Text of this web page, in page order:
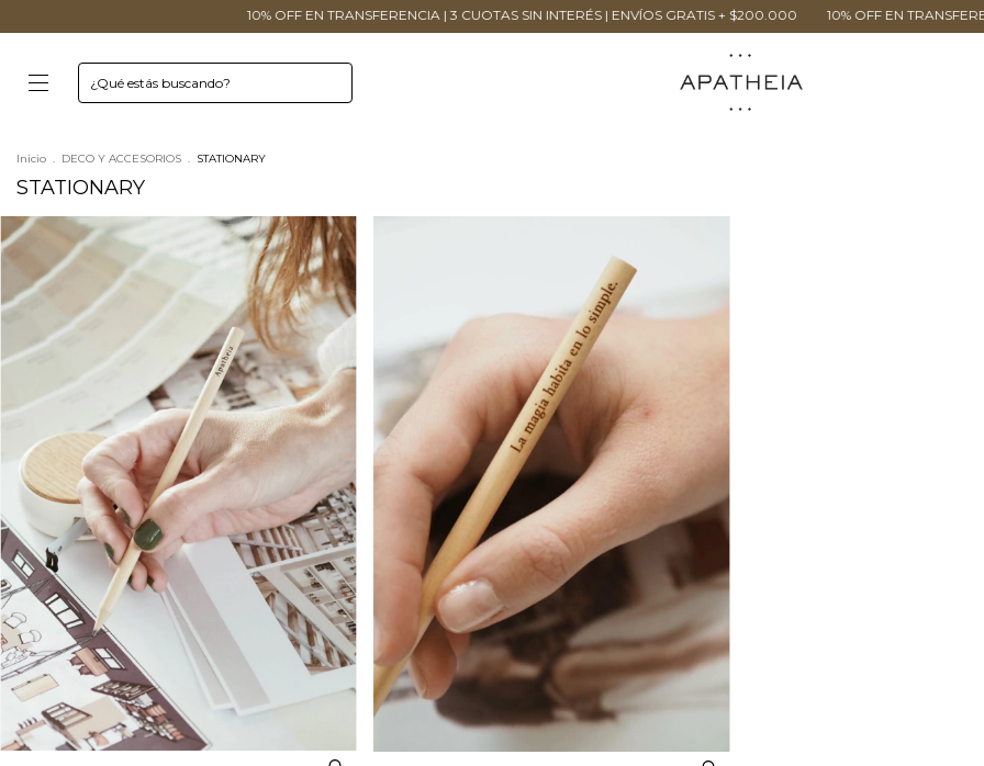
10% OFF EN TRANSFERENCIA | 3 CUOTAS SIN INTERÉS | ENVÍOS GRATIS + $200.000 10% OFF EN
Inicio . DECO Y ACCESORIOS . STATIONARY
STATIONARY